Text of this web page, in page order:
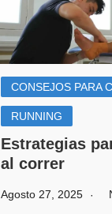
CONSEJOS PARA
RUNNING
Estrategias
al correr
Agosto 27, 2025